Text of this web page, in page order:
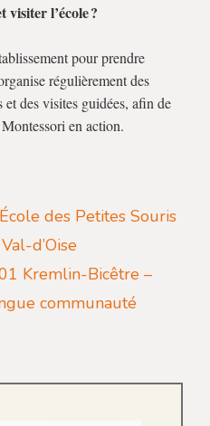
l’école ?
pour prendre
régulièrement des
des visites guidées, afin de
en action.
des Petites Souris
d’Oise
Kremlin-Bicêtre –
communauté